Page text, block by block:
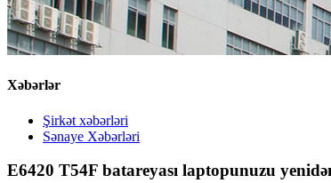
Xəbərlər
Şirkət xəbərləri
Sənaye Xəbərləri
E6420 T54F batareyası laptopunuzu